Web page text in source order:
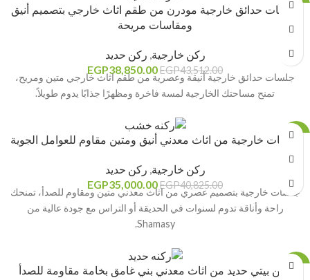
-11%جلسات حدائق خارجية مودرن من طقم اثاث خارجي بتصميم أنيق
ومقاسات مريحة
ركن خارجية, ركن حديد
EGP43,512.00
EGP38,850.00
جلسات حدائق خارجية أنيقة وعصرية من طقم اثاث خارجي متين ومريح،
تمنح مساحتك الخارجية لمسة فاخرة ومظهرًا جذابًا يدوم طويلاً.
-14%جلسات خارجية من اثاث معدني أنيق ومتين مقاوم للعوامل الجوية
ركن خارجية, ركن حديد
EGP40,825.00
EGP35,000.00
جلسات خارجية بتصميم عصري من اثاث معدني متين ومقاوم للصدأ، تمنحك
راحة وأناقة تدوم لسنوات في الحديقة أو التراس مع جودة عالية من
Shamasy.
-13%ركن بيتي حديد من اثاث معدني بني غامق بخامة مقاومة للصدأ